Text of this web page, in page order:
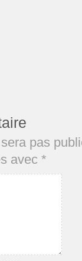
pas
avec *